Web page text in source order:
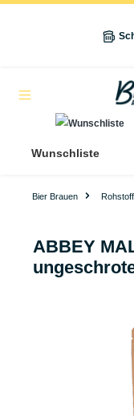
Wunschliste
Bier Brauen
ABBEY
Bildergalerie